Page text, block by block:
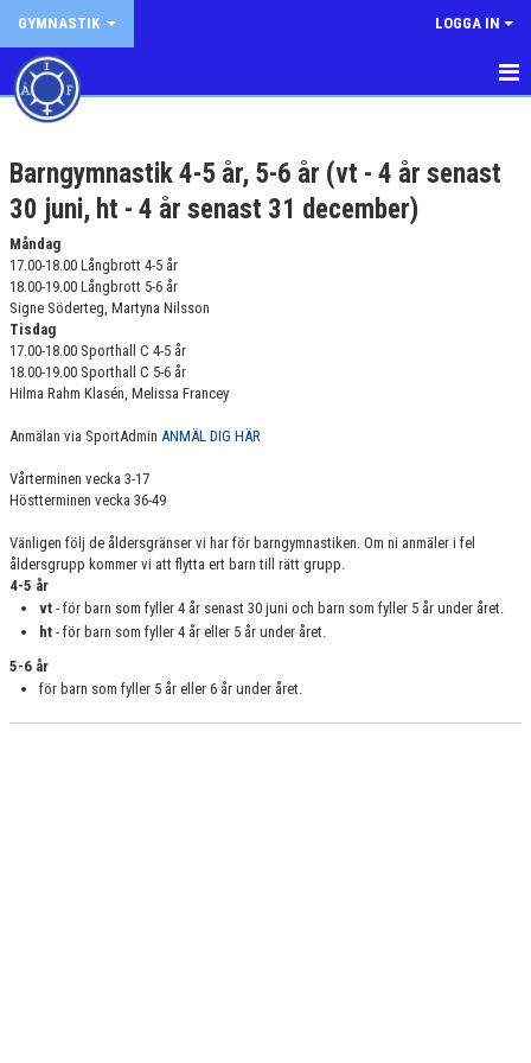
GYMNASTIK LOGGA IN
HEM
NYHETER
TRÄNINGSTIDER
BARNGYMNASTIK
UNGDOMSGYMNASTIK
KVINNLIG OCH MANLIG ARTISTISK GYMNASTIK
DRILL
DANS
AVGIFTER
VÅRA GRUPPER
KLUBBINFO
Barngymnastik 4-5 år, 5-6 år (vt - 4 år senast
30 juni, ht - 4 år senast 31 december)
Måndag
17.00-18.00 Långbrott 4-5 år
18.00-19.00 Långbrott 5-6 år
Signe Söderteg, Martyna Nilsson
Tisdag
17.00-18.00 Sporthall C 4-5 år
18.00-19.00 Sporthall C 5-6 år
Hilma Rahm Klasén, Melissa Francey
Anmälan via SportAdmin ANMÄL DIG HÄR
Vårterminen vecka 3-17
Höstterminen vecka 36-49
Vänligen följ de åldersgränser vi har för barngymnastiken. Om ni anmäler i fel
åldersgrupp kommer vi att flytta ert barn till rätt grupp.
4-5 år
vt - för barn som fyller 4 år senast 30 juni och barn som fyller 5 år under året.
ht - för barn som fyller 4 år eller 5 år under året.
5-6 år
för barn som fyller 5 år eller 6 år under året.